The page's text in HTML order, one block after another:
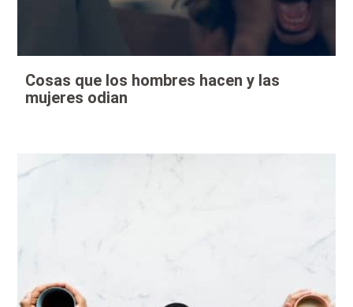
Cosas que los hombres hacen y las
mujeres odian